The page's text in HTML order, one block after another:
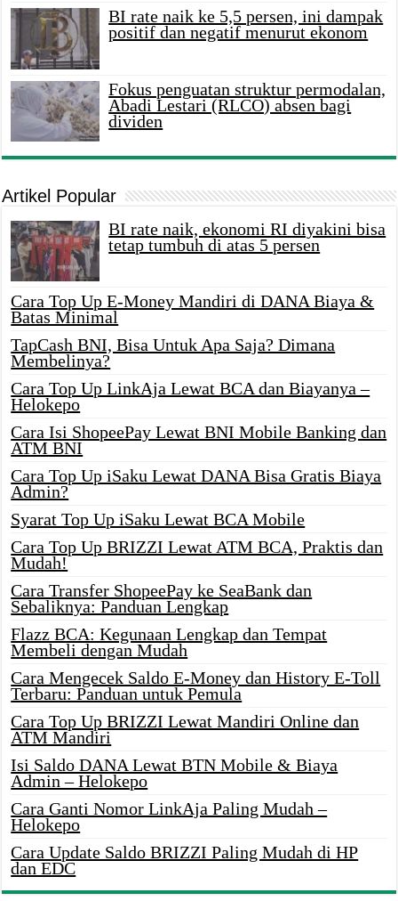
BI rate naik ke 5,5 persen, ini dampak
positif dan negatif menurut ekonom
Fokus penguatan struktur permodalan,
Abadi Lestari (RLCO) absen bagi
dividen
Artikel Popular
BI rate naik, ekonomi RI diyakini bisa
tetap tumbuh di atas 5 persen
Cara Top Up E-Money Mandiri di DANA Biaya &
Batas Minimal
TapCash BNI, Bisa Untuk Apa Saja? Dimana
Membelinya?
Cara Top Up LinkAja Lewat BCA dan Biayanya –
Helokepo
Cara Isi ShopeePay Lewat BNI Mobile Banking dan
ATM BNI
Cara Top Up iSaku Lewat DANA Bisa Gratis Biaya
Admin?
Syarat Top Up iSaku Lewat BCA Mobile
Cara Top Up BRIZZI Lewat ATM BCA, Praktis dan
Mudah!
Cara Transfer ShopeePay ke SeaBank dan
Sebaliknya: Panduan Lengkap
Flazz BCA: Kegunaan Lengkap dan Tempat
Membeli dengan Mudah
Cara Mengecek Saldo E-Money dan History E-Toll
Terbaru: Panduan untuk Pemula
Cara Top Up BRIZZI Lewat Mandiri Online dan
ATM Mandiri
Isi Saldo DANA Lewat BTN Mobile & Biaya
Admin – Helokepo
Cara Ganti Nomor LinkAja Paling Mudah –
Helokepo
Cara Update Saldo BRIZZI Paling Mudah di HP
dan EDC